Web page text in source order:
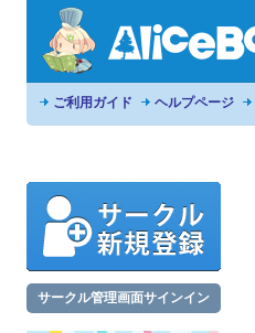
ご利用ガイド ヘルプページ
サークル管理画面サインイン